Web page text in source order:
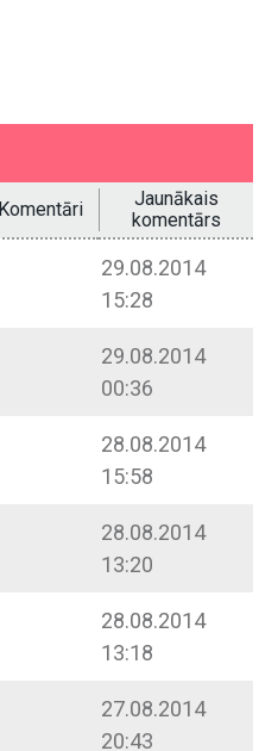
Komentāri
Jaunākais
komentārs
29.08.2014
15:28
29.08.2014
00:36
28.08.2014
15:58
28.08.2014
13:20
28.08.2014
13:18
27.08.2014
20:43